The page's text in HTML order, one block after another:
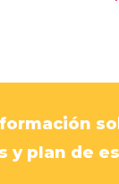
y plan de